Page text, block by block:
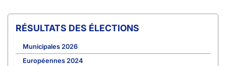
RÉSULTATS DES ÉLECTIONS
Municipales 2026
Européennes 2024